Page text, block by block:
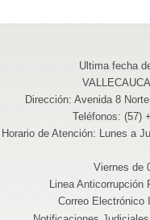
Ultima fecha
Dirección: Avenida 8
Teléfonos: (57)
Horario de Atención: Lunes a
Viernes de 07:00
Linea Anticorrupción
Correo Electrónico